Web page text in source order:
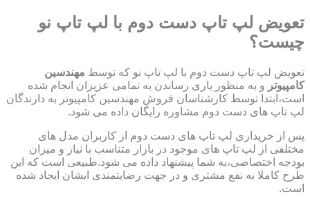
تعویض لپ تاپ دست دوم با لپ تاپ نو
چیست؟
تعویض لپ تاپ دست دوم با لپ تاپ نو که توسط مهندسین
کامپیوتر و به منظور یاری رساندن به تمامی عزیزان انجام شده
است،ابتدا توسط کارشناسان فروش مهندسین کامپیوتر به دارندگان
لپ تاپ های دست دوم مشاوره رایگان داده می شود.
پس از خریداری لپ تاپ های دست دوم از کاربران مدل های
مختلفی از لپ تاپ های موجود در بازار متناسب با نیاز و میزان
بودجه اختصاصی،به شما پیشنهاد داده می شود.طبیعی است که این
طرح کاملا به نفع مشتری و در جهت رضایتمندی ایشان ایجاد شده
است.